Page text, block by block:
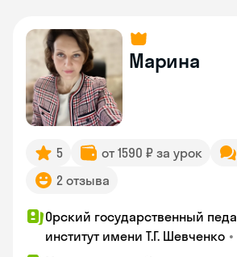
Марина
5 от 1590 ₽ за урок
2 отзыва
Орский государственный
институт имени Т.Г. Шевченко •